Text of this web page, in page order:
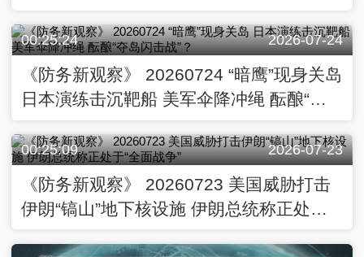
00:25:24 2026-07-24
《防务新观察》 20260724 “暗鹰”现身关岛
日本演练击沉靶船 美军伞降冲绳 酝酿“夺
00:25:09 2026-07-23
《防务新观察》 20260723 美国威胁打击
伊朗“镐山”地下核设施 伊朗总统称正处